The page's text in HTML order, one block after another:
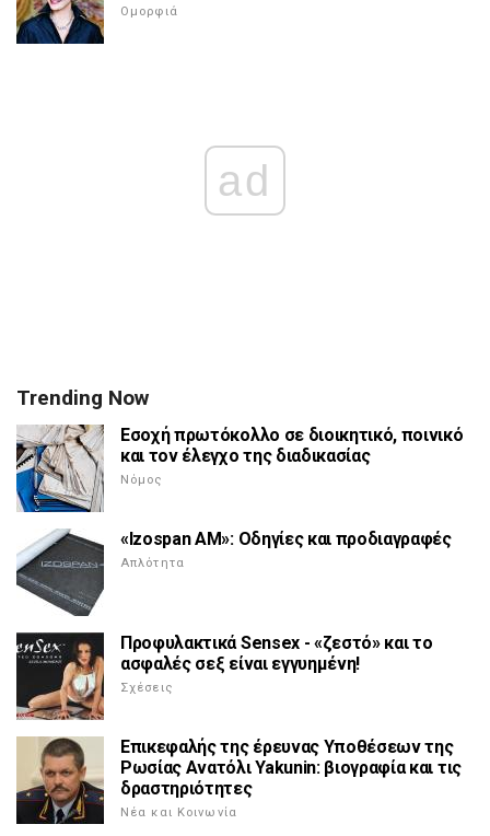
Ομορφιά
ad
Trending Now
Εσοχή πρωτόκολλο σε διοικητικό, ποινικό
και τον έλεγχο της διαδικασίας
Νόμος
«Izospan AM»: Οδηγίες και προδιαγραφές
Απλότητα
Προφυλακτικά Sensex - «ζεστό» και το
ασφαλές σεξ είναι εγγυημένη!
Σχέσεις
Επικεφαλής της έρευνας Υποθέσεων της
Ρωσίας Ανατόλι Yakunin: βιογραφία και τις
δραστηριότητες
Νέα και Κοινωνία